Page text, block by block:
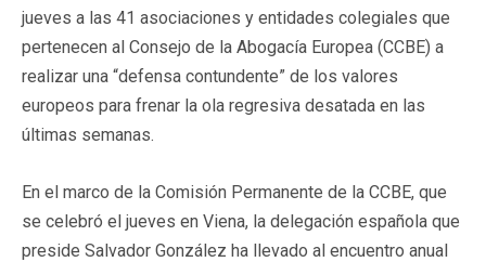
jueves a las 41 asociaciones y entidades colegiales que
pertenecen al Consejo de la Abogacía Europea (CCBE) a
realizar una “defensa contundente” de los valores
europeos para frenar la ola regresiva desatada en las
últimas semanas.
En el marco de la Comisión Permanente de la CCBE, que
se celebró el jueves en Viena, la delegación española que
preside Salvador González ha llevado al encuentro anual